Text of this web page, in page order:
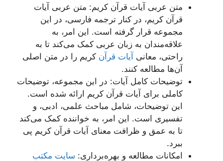
متن عربی آیات قرآن کریم: متن عربی آیات
قرآن کریم، در کنار ترجمه فارسی، در این
مجموعه قرار گرفته است. این امر، به
علاقه‌مندان به زبان عربی کمک می‌کند تا به
راحتی، معانی آیات قرآن کریم را در متن اصلی
آن‌ها مطالعه کنند.
توضیحات کامل آیات: در این مجموعه، توضیحات
کاملی برای آیات قرآن کریم ارائه شده است.
این توضیحات، شامل مباحث علمی، ادبی، و
تفسیری است. این امر، به خواننده کمک می‌کند
تا به عمق و ظرافت معنای آیات قرآن کریم پی
ببرد.
امکانات مطالعه و بهره‌برداری: سایت مکتب